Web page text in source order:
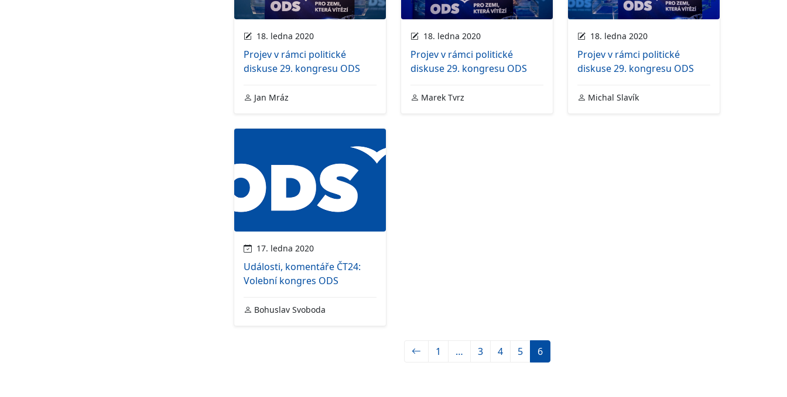
18. ledna 2020
Projev v rámci politické
diskuse 29. kongresu ODS
Jan Mráz
18. ledna 2020
Projev v rámci politické
diskuse 29. kongresu ODS
Marek Tvrz
18. ledna 2020
Projev v rámci politické
diskuse 29. kongresu ODS
Michal Slavík
17. ledna 2020
Události, komentáře ČT24:
Volební kongres ODS
Bohuslav Svoboda
1 … 3 4 5 6